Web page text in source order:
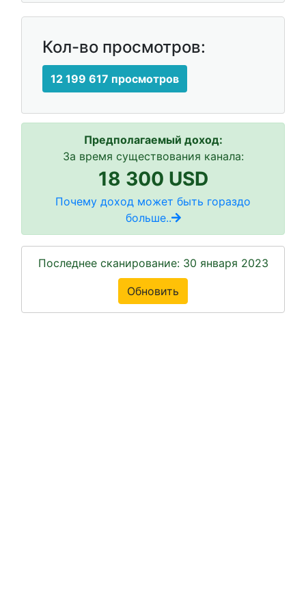
Кол-во просмотров:
12 199 617 просмотров
Предполагаемый доход:
За время существования канала:
18 300 USD
Почему доход может быть гораздо
больше..
Последнее сканирование: 30 января 2023
Обновить